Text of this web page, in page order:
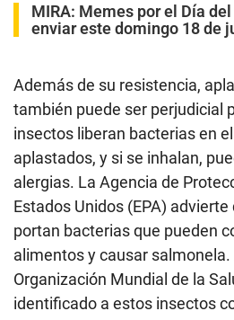
MIRA: Memes por el Día
enviar este domingo 18 de
Además de su resistencia,
también puede ser perjudicial
insectos liberan bacterias en
aplastados, y si se inhalan,
alergias. La Agencia de
Estados Unidos (EPA) advierte
portan bacterias que pueden
alimentos y causar salmonela.
Organización Mundial de la
identificado a estos insectos